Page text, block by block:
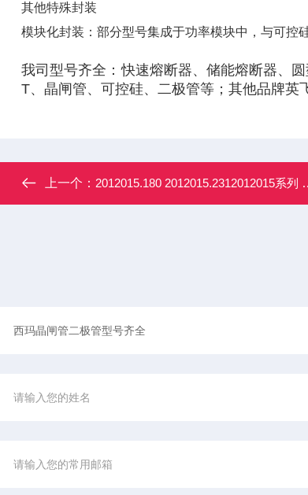
其他特殊封装‌
模块化封装‌：部分型号集成于功率模块中，与可控
我司型号齐全：快速熔断器、储能熔断器、
T、晶闸管、可控硅、二极管等；其他品牌英
上一个： 2012015.180 2012015.2312012015系列 西霸低压熔断器